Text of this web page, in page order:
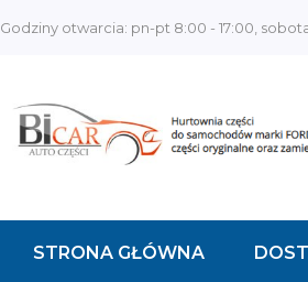
Godziny otwarcia: pn-pt 8:00 - 17:00,
STRONA GŁÓWNA